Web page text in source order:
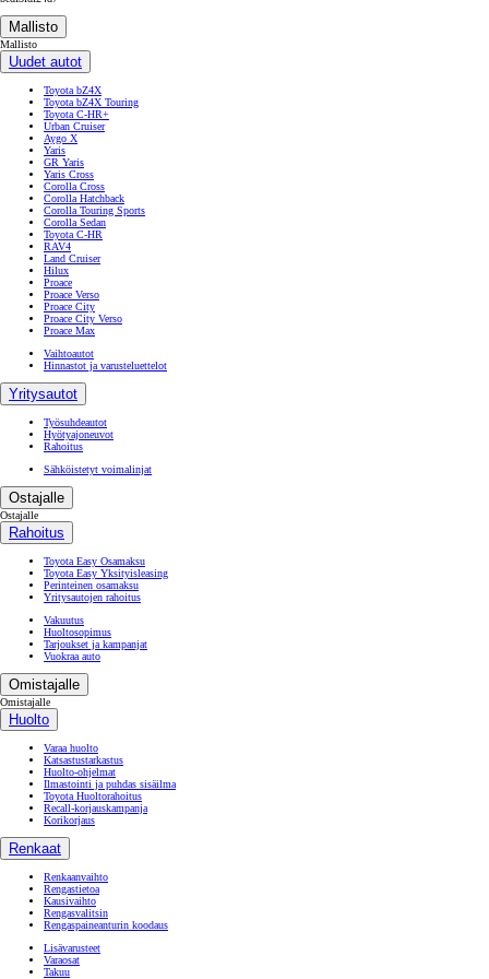
Yaris
GR Yaris
Yaris Cross
Corolla Cross
Corolla Hatchback
Corolla Touring Sports
Corolla Sedan
Toyota C-HR
RAV4
Land Cruiser
Hilux
Proace
Proace Verso
Proace City
Proace City Verso
Proace Max
Vaihtoautot
Hinnastot ja varusteluettelot
Yritysautot
Työsuhdeautot
Hyötyajoneuvot
Rahoitus
Sähköistetyt voimalinjat
Ostajalle
Ostajalle
Rahoitus
Toyota Easy Yksityisleasing
Perinteinen osamaksu
Yritysautojen rahoitus
Vakuutus
Huoltosopimus
Tarjoukset ja kampanjat
Vuokraa auto
Omistajalle
Omistajalle
Huolto
Varaa huolto
Katsastustarkastus
Huolto-ohjelmat
Ilmastointi ja puhdas sisäilma
Toyota Huoltorahoitus
Recall-korjauskampanja
Korikorjaus
Renkaat
Renkaanvaihto
Rengastietoa
Kausivaihto
Rengasvalitsin
Rengaspaineanturin koodaus
Lisävarusteet
Varaosat
Takuu
Connected-palvelut
Multimedia
MyToyota-sovellus
Verkkoportaali
Ohjeet
Vahingon sattuessa
Tutustu Toyotaan